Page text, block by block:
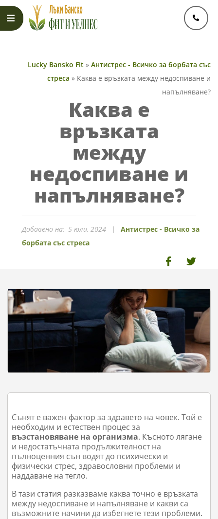
Skip
content
Lucky Bansko Fit » Антистрес - Всичко за борбата със
стреса » Каква е връзката между недоспиване и
напълняване?
Каква е
връзката
между
недоспиване и
напълняване?
Добавено на: 5 юли, 2024
Антистрес - Всичко за
борбата със стреса
Сънят е важен фактор за здравето на човек. Той е
необходим и естествен процес за
възстановяване на организма. Късното лягане
и недостатъчната продължителност на
пълноценния сън водят до психически и
физически стрес, здравословни проблеми и
наддаване на тегло.
В тази статия разказваме каква точно е връзката
между недоспиване и напълняване и какви са
възможните начини да избегнете тези проблеми.